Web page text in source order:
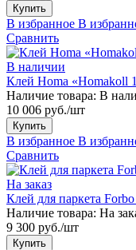
Купить
В избранное В
Сравнить
В наличии
Клей Homa «Homakoll
Наличие товара: В
10 006 руб./шт
Купить
В избранное В
Сравнить
На заказ
Клей для паркета
Наличие товара: На
9 300 руб./шт
Купить